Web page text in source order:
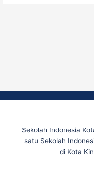
Sekolah Indonesia
satu Sekolah
di Kota